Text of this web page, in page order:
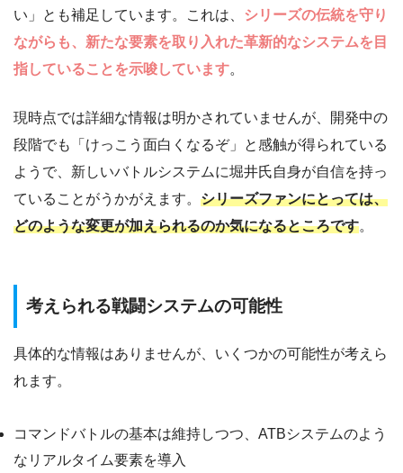
い」とも補足しています。これは、
シリーズの伝統を守り
ながらも、新たな要素を取り入れた革新的なシステムを目
指していることを示唆しています。
現時点では詳細な情報は明かされていませんが、開発中の
段階でも「けっこう面白くなるぞ」と感触が得られている
ようで、新しいバトルシステムに堀井氏自身が自信を持っ
ていることがうかがえます。 シリーズファンにとっては、
どのような変更が加えられるのか気になるところです。
考えられる戦闘システムの可能性
具体的な情報はありませんが、いくつかの可能性が考えら
れます。
コマンドバトルの基本は維持しつつ、ATBシステムのよう
なリアルタイム要素を導入